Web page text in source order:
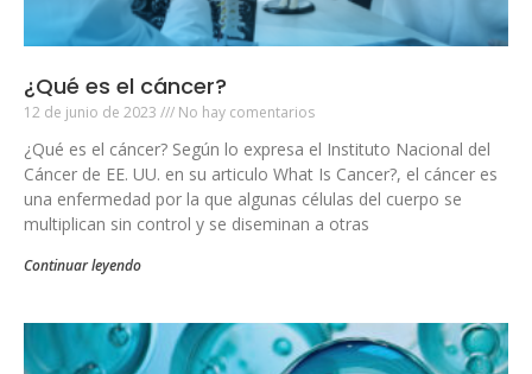
¿Qué es el cáncer?
12 de junio de 2023 No hay comentarios
¿Qué es el cáncer? Según lo expresa el Instituto Nacional del
Cáncer de EE. UU. en su articulo What Is Cancer?, el cáncer es
una enfermedad por la que algunas células del cuerpo se
multiplican sin control y se diseminan a otras
Continuar leyendo